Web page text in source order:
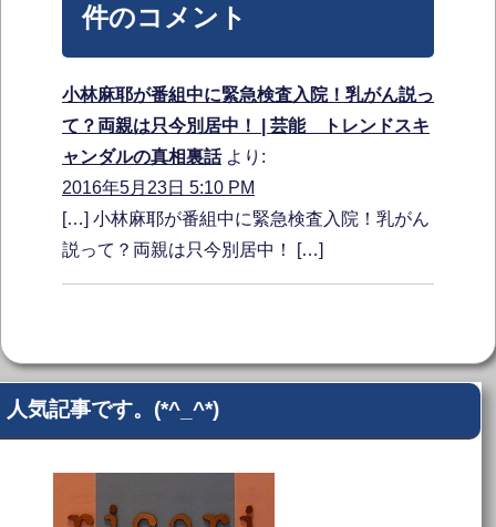
件のコメント
小林麻耶が番組中に緊急検査入院！乳がん説っ
て？両親は只今別居中！ | 芸能 トレンドスキ
ャンダルの真相裏話 より:
2016年5月23日 5:10 PM
[…] 小林麻耶が番組中に緊急検査入院！乳がん
説って？両親は只今別居中！ […]
人気記事です。(*^_^*)